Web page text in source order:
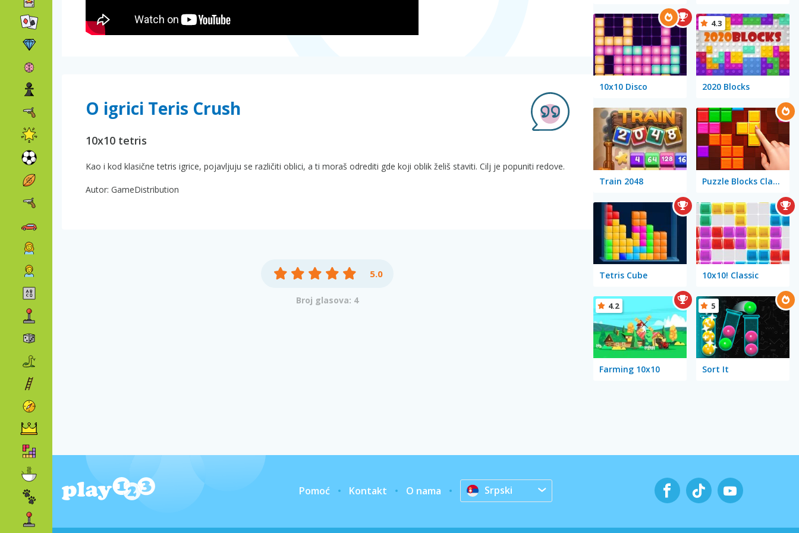
O igrici Teris Crush
10x10 tetris
Kao i kod klasične tetris igrice, pojavljuju se različiti oblici, a ti moraš odrediti gde koji oblik želiš staviti. Cilj je popuniti redove.
Autor: GameDistribution
5.0
Broj glasova: 4
10x10 Disco 2020 Blocks
4.3
Train 2048 Puzzle Blocks Classic
Tetris Cube 10x10! Classic
Farming 10x10
4.2
Sort It
5
Pomoć Kontakt O nama Srpski